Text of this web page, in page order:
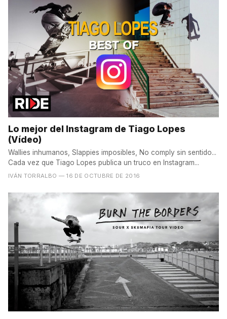
Lo mejor del Instagram de Tiago Lopes
(Vídeo)
Wallies inhumanos, Slappies imposibles, No comply sin sentido...
Cada vez que Tiago Lopes publica un truco en Instagram...
IVÁN TORRALBO — 16 DE OCTUBRE DE 2016